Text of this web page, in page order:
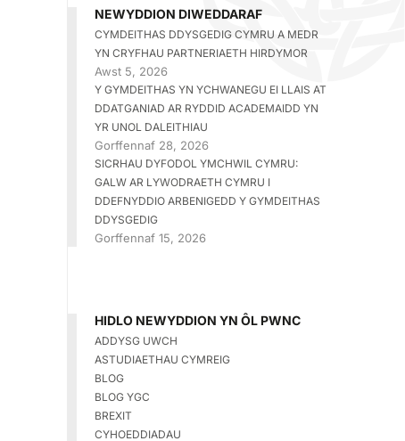
NEWYDDION DIWEDDARAF
CYMDEITHAS DDYSGEDIG CYMRU A MEDR
YN CRYFHAU PARTNERIAETH HIRDYMOR
Awst 5, 2026
Y GYMDEITHAS YN YCHWANEGU EI LLAIS AT
DDATGANIAD AR RYDDID ACADEMAIDD YN
YR UNOL DALEITHIAU
Gorffennaf 28, 2026
SICRHAU DYFODOL YMCHWIL CYMRU:
GALW AR LYWODRAETH CYMRU I
DDEFNYDDIO ARBENIGEDD Y GYMDEITHAS
DDYSGEDIG
Gorffennaf 15, 2026
HIDLO NEWYDDION YN ÔL PWNC
ADDYSG UWCH
ASTUDIAETHAU CYMREIG
BLOG
BLOG YGC
BREXIT
CYHOEDDIADAU